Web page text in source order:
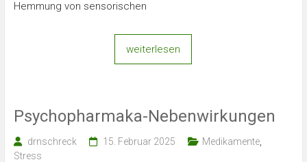
Hemmung von sensorischen
weiterlesen
Psychopharmaka-Nebenwirkungen
drnschreck 15. Februar 2025 Medikamente,
Stress